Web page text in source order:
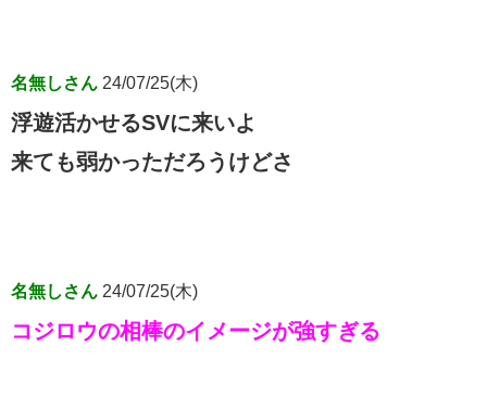
名無しさん 24/07/25(木)
浮遊活かせるSVに来いよ
来ても弱かっただろうけどさ
名無しさん 24/07/25(木)
コジロウの相棒のイメージが強すぎる